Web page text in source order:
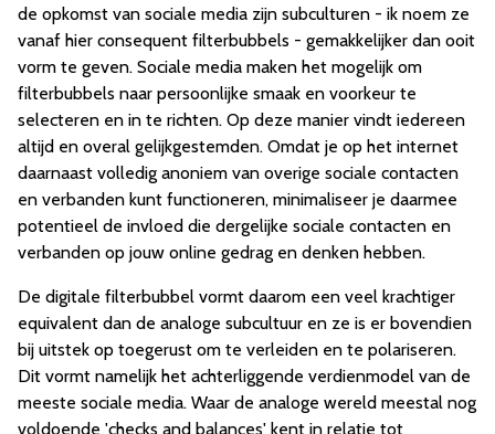
de opkomst van sociale media zijn subculturen - ik noem ze
vanaf hier consequent filterbubbels - gemakkelijker dan ooit
vorm te geven. Sociale media maken het mogelijk om
filterbubbels naar persoonlijke smaak en voorkeur te
selecteren en in te richten. Op deze manier vindt iedereen
altijd en overal gelijkgestemden. Omdat je op het internet
daarnaast volledig anoniem van overige sociale contacten
en verbanden kunt functioneren, minimaliseer je daarmee
potentieel de invloed die dergelijke sociale contacten en
verbanden op jouw online gedrag en denken hebben.
De digitale filterbubbel vormt daarom een veel krachtiger
equivalent dan de analoge subcultuur en ze is er bovendien
bij uitstek op toegerust om te verleiden en te polariseren.
Dit vormt namelijk het achterliggende verdienmodel van de
meeste sociale media. Waar de analoge wereld meestal nog
voldoende 'checks and balances' kent in relatie tot